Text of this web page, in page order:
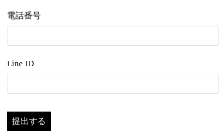
電話番号
Line ID
提出する